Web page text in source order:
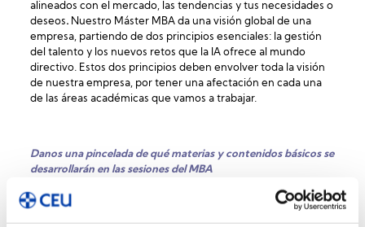
alineados con el mercado, las tendencias y tus necesidades o
deseos.Nuestro Máster MBA da una visión global de una
empresa, partiendo de dos principios esenciales: la gestión
del talento y los nuevos retos que la IA ofrece al mundo
directivo. Estos dos principios deben envolver toda la visión
de nuestra empresa, por tener una afectación en cada una
de las áreas académicas que vamos a trabajar.
Danos una pincelada de qué materias y contenidos básicos se
desarrollarán en las sesiones del MBA
Gestión Estratégica
: Especial foco a la Transformación